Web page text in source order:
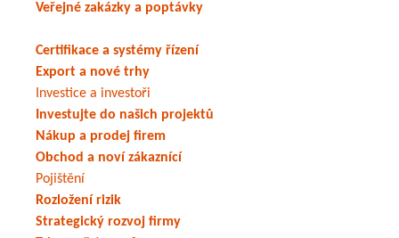
Veřejné zakázky a poptávky
Certifikace a systémy řízení
Export a nové trhy
Investice a investoři
Investujte do našich projektů
Nákup a prodej firem
Obchod a noví zákaznící
Pojištění
Rozložení rizik
Strategický rozvoj firmy